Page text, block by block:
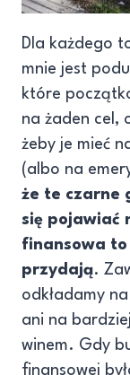
Dla każdego
mnie jest
które
na żaden cel,
żeby je mieć
(albo na
że te czarne
się pojawiać
finansowa
przydają.
odkładamy
ani na
winem. Gdy
finansowej